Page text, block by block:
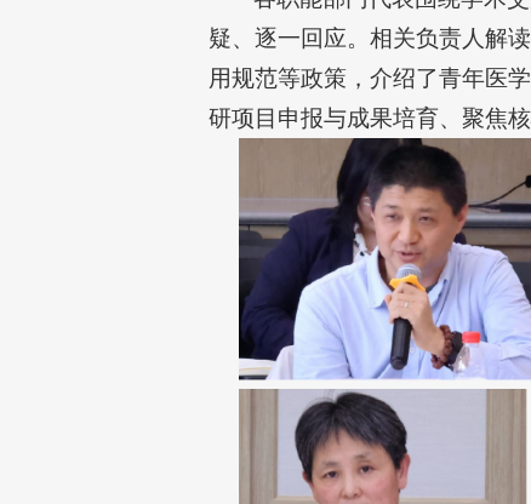
疑、逐一回应。相关负责人解
用规范等政策，介绍了青年医
研项目申报与成果培育、聚焦核